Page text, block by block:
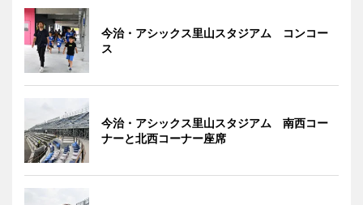
今治・アシックス里山スタジアム コンコー
ス
今治・アシックス里山スタジアム 南西コー
ナーと北西コーナー座席